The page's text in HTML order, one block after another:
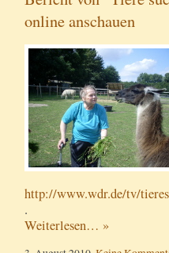
online anschauen
http://www.wdr.de/tv/
.
Weiterlesen… »